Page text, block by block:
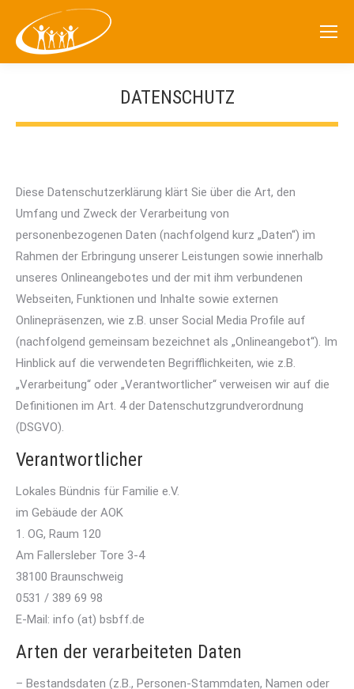
DATENSCHUTZ
Diese Datenschutzerklärung klärt Sie über die Art, den
Umfang und Zweck der Verarbeitung von
personenbezogenen Daten (nachfolgend kurz „Daten“) im
Rahmen der Erbringung unserer Leistungen sowie innerhalb
unseres Onlineangebotes und der mit ihm verbundenen
Webseiten, Funktionen und Inhalte sowie externen
Onlinepräsenzen, wie z.B. unser Social Media Profile auf
(nachfolgend gemeinsam bezeichnet als „Onlineangebot“). Im
Hinblick auf die verwendeten Begrifflichkeiten, wie z.B.
„Verarbeitung“ oder „Verantwortlicher“ verweisen wir auf die
Definitionen im Art. 4 der Datenschutzgrundverordnung
(DSGVO).
Verantwortlicher
Lokales Bündnis für Familie e.V.
im Gebäude der AOK
1. OG, Raum 120
Am Fallersleber Tore 3-4
38100 Braunschweig
0531 / 389 69 98
E-Mail: info (at) bsbff.de
Arten der verarbeiteten Daten
– Bestandsdaten (z.B., Personen-Stammdaten, Namen oder